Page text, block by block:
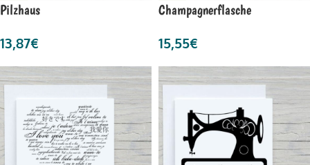
Pilzhaus
13,87€
Champagnerflasche
15,55€